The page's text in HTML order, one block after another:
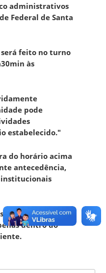
administrativos
Federal de Santa
feito no turno
às
pode
estabelecido."
do horário acima
antecedência,
institucionais
de solicitações
dentro do